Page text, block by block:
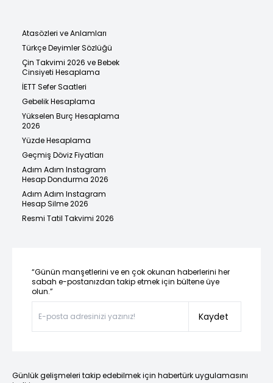
Atasözleri ve Anlamları
Türkçe Deyimler Sözlüğü
Çin Takvimi 2026 ve Bebek
Cinsiyeti Hesaplama
İETT Sefer Saatleri
Gebelik Hesaplama
Yükselen Burç Hesaplama
2026
Yüzde Hesaplama
Geçmiş Döviz Fiyatları
Adım Adım Instagram
Hesap Dondurma 2026
Adım Adım Instagram
Hesap Silme 2026
Resmi Tatil Takvimi 2026
“Günün manşetlerini ve en çok okunan haberlerini her
sabah e-postanızdan takip etmek için bültene üye
olun.”
Kaydet
Günlük gelişmeleri takip edebilmek için habertürk uygulamasını